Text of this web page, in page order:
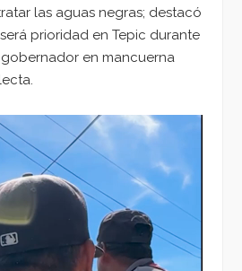
las aguas negras; destacó
prioridad en Tepic durante
en mancuerna